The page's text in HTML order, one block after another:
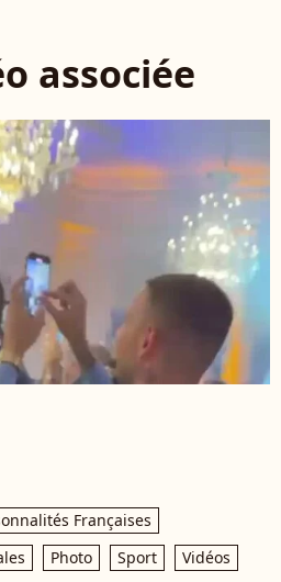
associée
Françaises
Photo Sport Vidéos